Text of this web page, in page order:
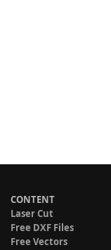
CONTENT
Laser Cut
Free DXF Files
Free Vectors